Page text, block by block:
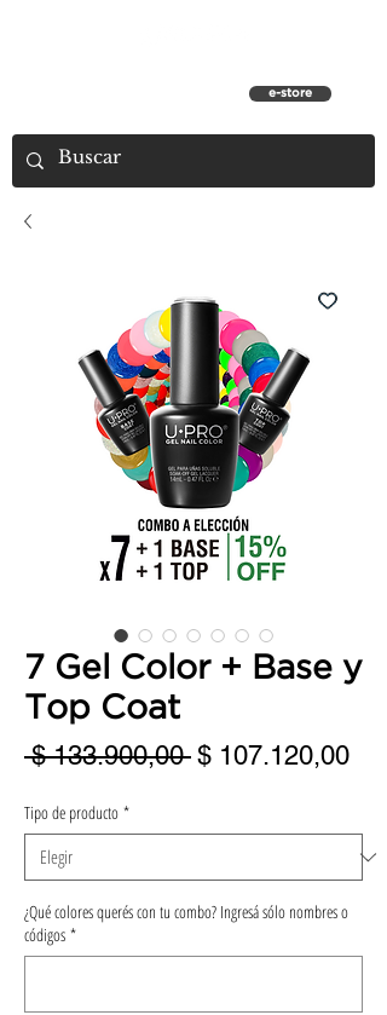
e-store
7 Gel Color + Base y
Top Coat
$ 133.900,00 Precio
$ 107.120,00
Tipo de producto *
¿Qué colores querés con tu combo? Ingresá sólo nombres o
códigos *